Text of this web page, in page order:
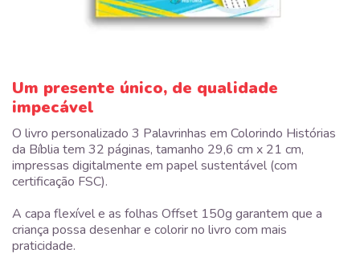
Um presente único, de qualidade
impecável
O livro personalizado 3 Palavrinhas em Colorindo Histórias
da Bíblia tem 32 páginas, tamanho 29,6 cm x 21 cm,
impressas digitalmente em papel sustentável (com
certificação FSC).
A capa flexível e as folhas Offset 150g garantem que a
criança possa desenhar e colorir no livro com mais
praticidade.